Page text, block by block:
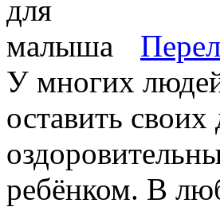
У многих
оставить
ребёнком. В